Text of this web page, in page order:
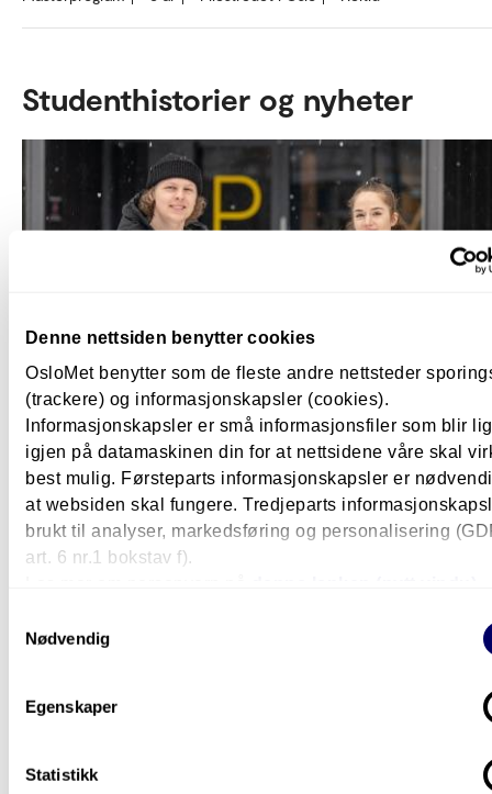
Denne nettsiden benytter cookies
OsloMet benytter som de fleste andre nettsteder
(trackere) og informasjonskapsler (cookies).
Informasjonskapsler er små informasjonsfiler som blir
igjen på datamaskinen din for at nettsidene våre skal
best mulig. Førsteparts informasjonskapsler er
at websiden skal fungere. Tredjeparts
brukt til analyser, markedsføring og personalisering
art. 6 nr.1 bokstav f).
Nødvendig
Egenskaper
Statistikk
Studenthistorier og nyheter
Økonomi og ledelse
Et springbrett til spennende jobber
Til våren avslutter Tea Mathiassen og Robin Igelkjøn
bachelor i administrasjon og ledelse i offentlig
arbeidsmarkedet – og som gir mange valgmuligheter for